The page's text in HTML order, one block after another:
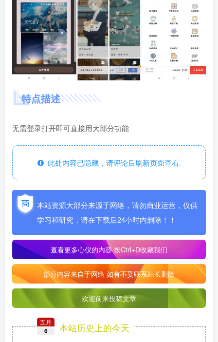
特点描述
无需登录打开即可直接用大部分功能
此处内容已隐藏，请评论后刷新页面查看.
本站资源大部分来源于网络，请勿商业运营，仅供
学习和研究，请在下载后24小时内删除！！
查看更多心仪的内容按Ctrl+D收藏我们
部分内容来自于网络 如有不妥联系站长删除
欢迎前来投稿文章
五月
6 本站历史上的今天